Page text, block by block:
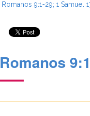
Romanos 9:1-29; 1 Samuel
Romanos